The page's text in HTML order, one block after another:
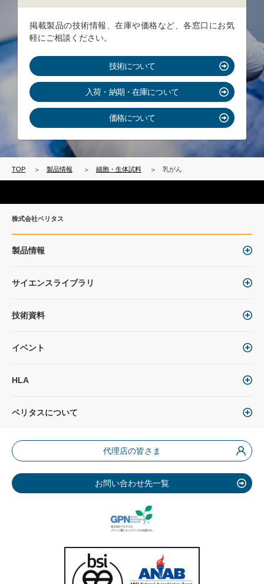
掲載製品の技術情報、在庫や価格など、各窓口にお気
軽にご相談ください。
技術について
入荷・納期・在庫について
価格について
TOP 製品情報 細胞・生体試料 乳がん
株式会社ベリタス
製品情報
サイエンスライブラリ
技術資料
イベント
HLA
ベリタスについて
代理店の皆さま
お問い合わせ先一覧